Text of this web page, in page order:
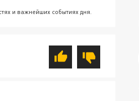
и важнейших событиях дня.